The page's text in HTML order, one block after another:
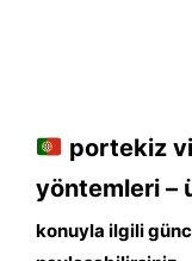
portekiz
yöntemleri –
konuyla ilgili